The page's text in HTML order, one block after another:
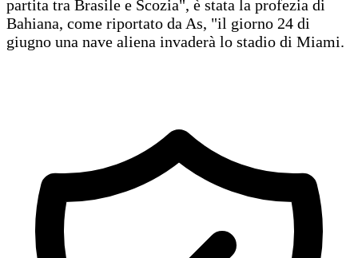
partita tra Brasile e Scozia", è stata la profezia di
Bahiana, come riportato da As, "il giorno 24 di
giugno una nave aliena invaderà lo stadio di Miami.